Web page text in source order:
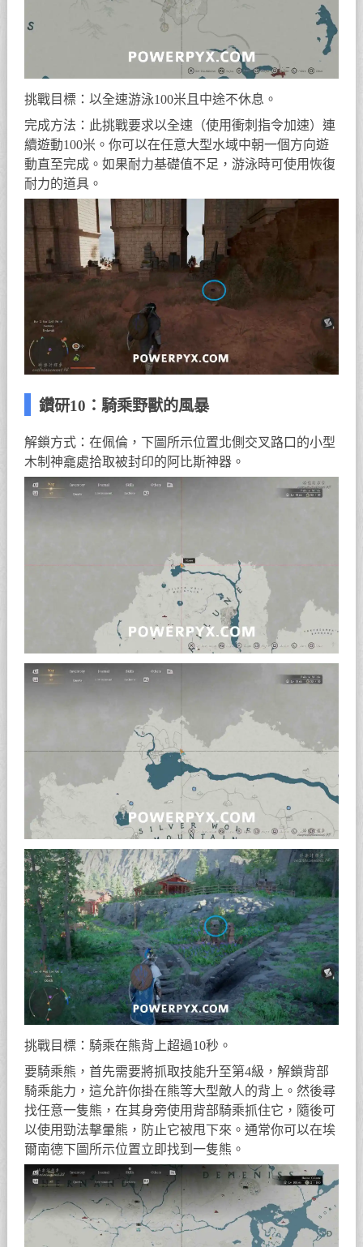
挑戰目標：以全速游泳100米且中途不休息。
完成方法：此挑戰要求以全速（使用衝刺指令加速）連
續遊動100米。你可以在任意大型水域中朝一個方向遊
動直至完成。如果耐力基礎值不足，游泳時可使用恢復
耐力的道具。
鑽研10：騎乘野獸的風暴
解鎖方式：在佩倫，下圖所示位置北側交叉路口的小型
木制神龕處拾取被封印的阿比斯神器。
挑戰目標：騎乘在熊背上超過10秒。
要騎乘熊，首先需要將抓取技能升至第4級，解鎖背部
騎乘能力，這允許你掛在熊等大型敵人的背上。然後尋
找任意一隻熊，在其身旁使用背部騎乘抓住它，隨後可
以使用勁法擊暈熊，防止它被甩下來。通常你可以在埃
爾南德下圖所示位置立即找到一隻熊。